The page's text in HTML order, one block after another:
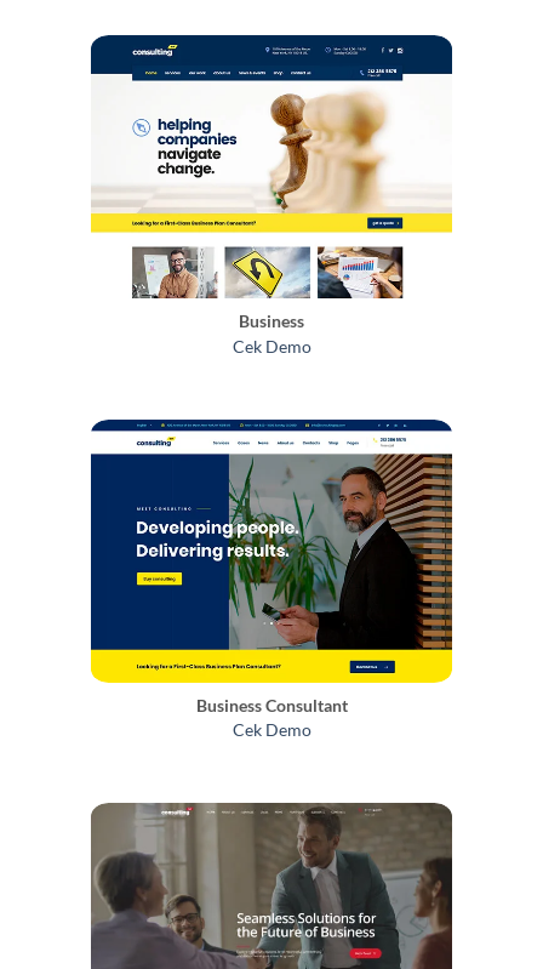
Business
Cek Demo
Business Consultant
Cek Demo